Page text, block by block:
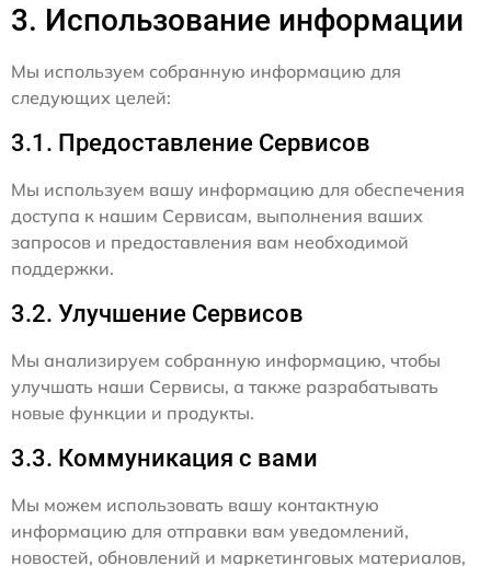
3. Использование информации
Мы используем собранную информацию для
следующих целей:
3.1. Предоставление Сервисов
Мы используем вашу информацию для обеспечения
доступа к нашим Сервисам, выполнения ваших
запросов и предоставления вам необходимой
поддержки.
3.2. Улучшение Сервисов
Мы анализируем собранную информацию, чтобы
улучшать наши Сервисы, а также разрабатывать
новые функции и продукты.
3.3. Коммуникация с вами
Мы можем использовать вашу контактную
информацию для отправки вам уведомлений,
новостей, обновлений и маркетинговых материалов,